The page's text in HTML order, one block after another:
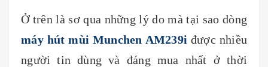
Ở trên là sơ qua những lý do mà tại sao dòng
máy hút mùi Munchen AM239i được nhiều
người tin dùng và đáng mua nhất ở thời